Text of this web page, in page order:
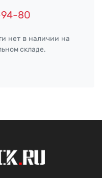
94-80
нет в наличии на
складе.